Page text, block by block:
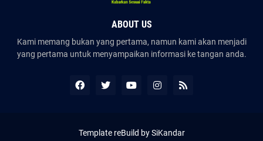
ABOUT US
Kami memang bukan yang pertama, namun kami akan menjadi
yang pertama untuk menyampaikan informasi ke tangan anda.
Template reBuild by SiKandar